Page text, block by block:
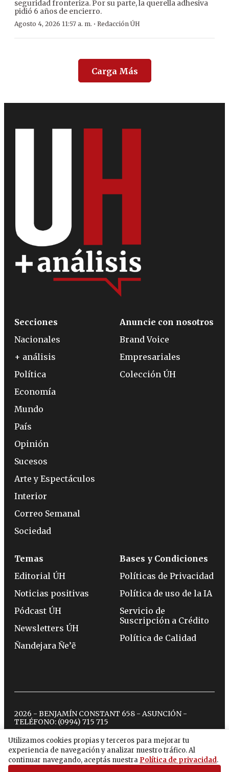
seguridad fronteriza. Por su parte, la querella adhesiva
pidió 6 años de encierro.
Agosto 4, 2026 11:57 a. m. · Redacción ÚH
Carga Más
Utilizamos cookies propias y terceros para mejorar tu
experiencia de navegación y analizar nuestro tráfico. Al
continuar navegando, aceptás nuestra Política de privacidad.
Secciones
Nacionales
+ análisis
Política
Economía
Mundo
País
Opinión
Sucesos
Arte y Espectáculos
Interior
Correo Semanal
Sociedad
Anuncie con nosotros
Brand Voice
Empresariales
Colección ÚH
Temas
Editorial ÚH
Noticias positivas
Pódcast ÚH
Newsletters ÚH
Ñandejara Ñe’ẽ
Bases y Condiciones
Políticas de Privacidad
Política de uso de la IA
Servicio de
Suscripción a Crédito
Política de Calidad
2026 - BENJAMÍN CONSTANT 658 - ASUNCIÓN -
TELÉFONO: (0994) 715 715
twitterinstagram
facebook
tiktokyoutubespotify